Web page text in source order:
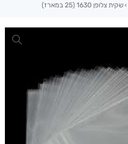
› שקית צלופן 1630 (25 במארז)